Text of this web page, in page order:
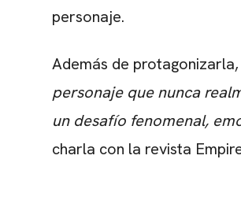
personaje.
Además de
personaje que nunca
un desafío fenomenal,
charla con la revista